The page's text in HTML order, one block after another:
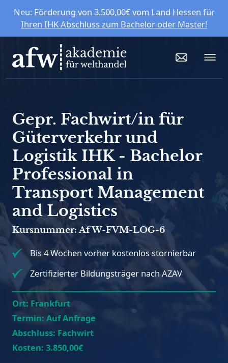
Neu: Förderung von 3.500,00€ vom Land Hessen für
Ihren IHK Abschluss zum Bachelor oder Master!
Gepr. Fachwirt/in für
Güterverkehr und
Logistik IHK - Bachelor
Professional in
Transport Management
and Logistics
Kursnummer: AfW-FVM-LOG-6
Bis 4 Wochen vorher kostenlos stornierbar
Zertifizierter Bildungsträger nach AZAV
Ort: Frankfurt
Termin: Auf Anfrage
Abschluss: Fachwirt
Kosten: 3.850,00€